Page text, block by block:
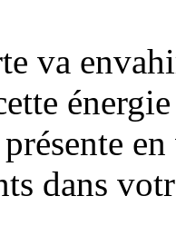
va
dans